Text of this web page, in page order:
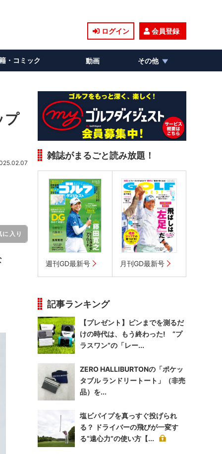
ログイン 会員登録
・コミック 動画 その他
プ
に入り
雑誌がまるごと読み放題！
週刊GD最新号 月刊GD最新号
記事ランキング
【プレゼント】ピンまでを測るだ
けの時代は、もう終わった! “プ
ラスワン”の「レー...
ZERO HALLIBURTONの「ポケッ
タブル ランドリートート」（非売
品）を...
塩ビパイプを真っすぐ投げられ
る？ ドライバーの飛びが一変す
る“遠心力”の使い方【...